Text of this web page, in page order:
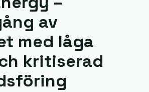
av
med låga
kritiserad